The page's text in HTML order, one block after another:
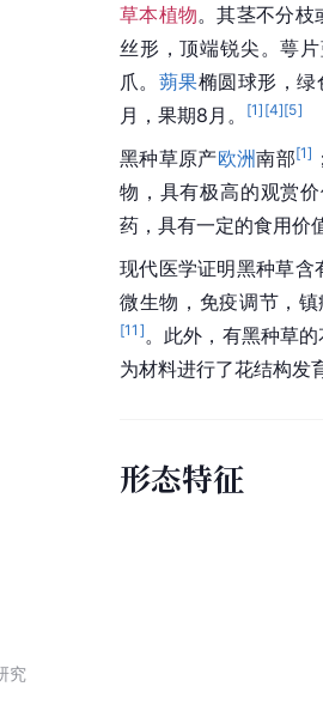
究
草本植物。其茎不分枝
丝形，顶端锐尖。萼
爪。 蒴果椭圆球形，绿
月，果期8月。
[1] [4][5]
黑种草原产欧洲南部[1]
物，具有极高的观赏
药，具有一定的食用价
现代医学证明黑种草含
微生物，免疫调节，
[11 ] 。此外，有黑种草
为材料进行了花结构发
形态特征